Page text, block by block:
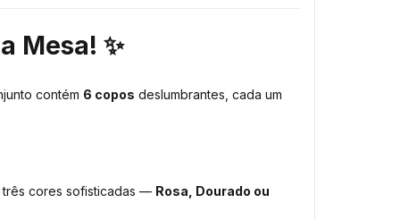
Mesa! ✨
contém 6 copos deslumbrantes, cada um
três cores sofisticadas — Rosa, Dourado ou